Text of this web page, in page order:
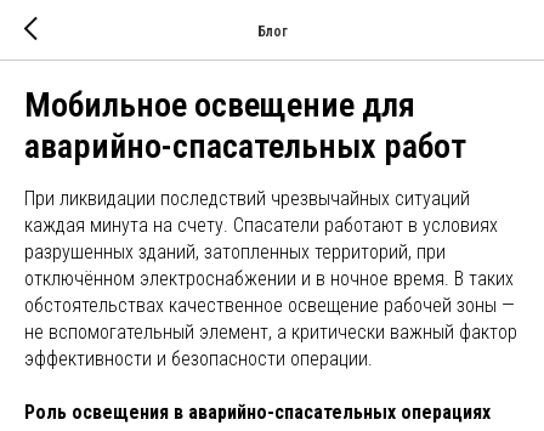
Блог
Мобильное освещение для
аварийно-спасательных работ
При ликвидации последствий чрезвычайных ситуаций
каждая минута на счету. Спасатели работают в условиях
разрушенных зданий, затопленных территорий, при
отключённом электроснабжении и в ночное время. В таких
обстоятельствах качественное освещение рабочей зоны —
не вспомогательный элемент, а критически важный фактор
эффективности и безопасности операции.
Роль освещения в аварийно-спасательных операциях